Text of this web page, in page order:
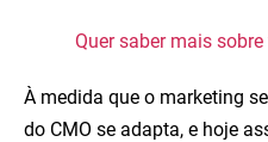
Quer saber mais
À medida que o marketing
do CMO se adapta, e hoje